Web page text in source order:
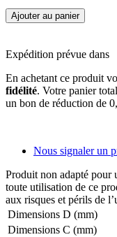
Ajouter au panier
Expédition prévue dans
En achetant ce produit
fidélité. Votre panier
un bon de réduction de
Nous signaler un
Produit non adapté pour
toute utilisation de ce
aux risques et périls de
Dimensions D (mm)
Dimensions C (mm)